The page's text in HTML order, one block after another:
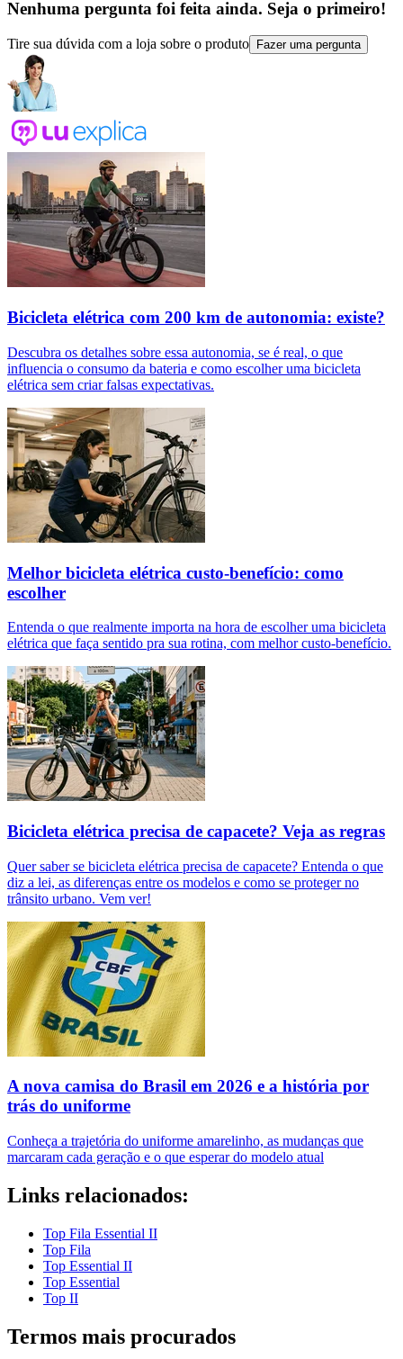
Nenhuma pergunta foi feita ainda. Seja o primeiro!
Tire sua dúvida com a loja sobre o produto Fazer uma pergunta
Bicicleta elétrica com 200 km de autonomia: existe?
Descubra os detalhes sobre essa autonomia, se é real, o que
influencia o consumo da bateria e como escolher uma bicicleta
elétrica sem criar falsas expectativas.
Melhor bicicleta elétrica custo-benefício: como
escolher
Entenda o que realmente importa na hora de escolher uma bicicleta
elétrica que faça sentido pra sua rotina, com melhor custo-benefício.
Bicicleta elétrica precisa de capacete? Veja as regras
Quer saber se bicicleta elétrica precisa de capacete? Entenda o que
diz a lei, as diferenças entre os modelos e como se proteger no
trânsito urbano. Vem ver!
A nova camisa do Brasil em 2026 e a história por
trás do uniforme
Conheça a trajetória do uniforme amarelinho, as mudanças que
marcaram cada geração e o que esperar do modelo atual
Links relacionados:
Top Fila Essential II
Top Fila
Top Essential II
Top Essential
Top II
Termos mais procurados